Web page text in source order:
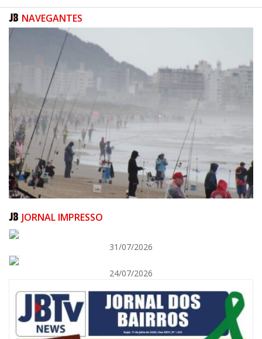
NAVEGANTES
Festival de Pesca de Praia vai celebrar o aniversário de Navegantes
ITAJAÍ
JORNAL IMPRESSO
31/07/2026
24/07/2026